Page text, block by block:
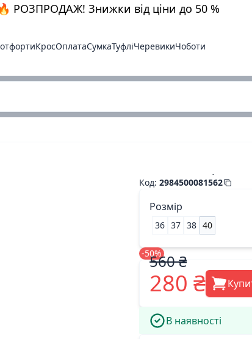
РОЗПРОДАЖ! Знижки від ціни до 50 %
КросОплатаСумкаТуфліЧеревикиЧоботи
Код:2984500081562
Розмір
36 37 38 40
-50%
560 ₴
280 ₴
В наявності